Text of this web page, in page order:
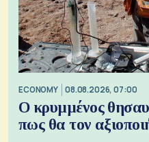
ECONOMY 08.08.2026, 07:00
Ο κρυμμένος
πως θα τον